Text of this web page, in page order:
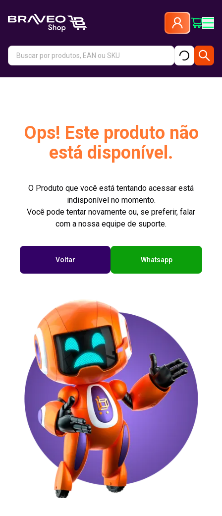
Ops! Este produto não
está disponível.
O Produto que você está tentando acessar está
indisponível no momento.
Você pode tentar novamente ou, se preferir, falar
com a nossa equipe de suporte.
Voltar Whatsapp